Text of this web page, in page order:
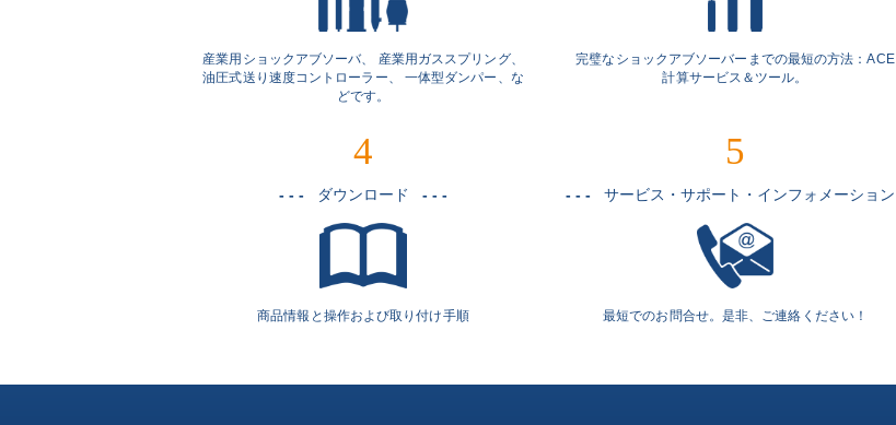
産業用ショックアブソーバ、 産業用ガススプリング、
油圧式送り速度コントローラー、 一体型ダンパー、な
どです。
完璧なショックアブソーバーまでの最短の方法：ACE
計算サービス＆ツール。
4
- - - ダウンロード - - -
商品情報と操作および取り付け手順
5
- - - サービス・サポート・インフォメーション
最短でのお問合せ。是非、ご連絡ください！